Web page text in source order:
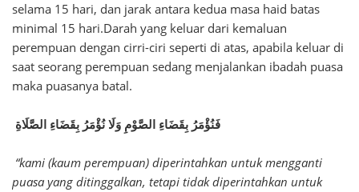
selama 15 hari, dan jarak antara kedua masa haid batas
minimal 15 hari.Darah yang keluar dari kemaluan
perempuan dengan cirri-ciri seperti di atas, apabila keluar di
saat seorang perempuan sedang menjalankan ibadah puasa
maka puasanya batal.
“kami (kaum perempuan) diperintahkan untuk mengganti
puasa yang ditinggalkan, tetapi tidak diperintahkan untuk